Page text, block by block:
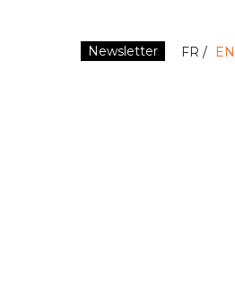
Newsletter FR EN